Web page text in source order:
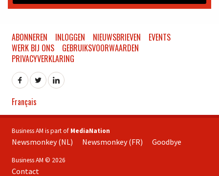
ABONNEREN INLOGGEN NIEUWSBRIEVEN
EVENTS
WERK BIJ ONS
GEBRUIKSVOORWAARDEN
PRIVACYVERKLARING
Français
Business AM is part of MediaNation
Newsmonkey (NL) Newsmonkey (FR) Goodbye
Business AM © 2026
Contact